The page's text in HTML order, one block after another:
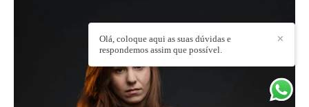
✕
Olá, coloque aqui as suas dúvidas e
respondemos assim que possível.